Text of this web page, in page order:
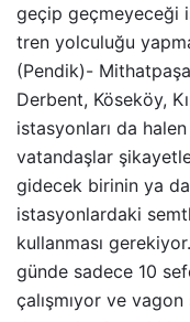
geçip geçmeyeceği
tren yolculuğu
(Pendik)-
Derbent, Köseköy,
istasyonları da
vatandaşlar
gidecek birinin ya
istasyonlardaki
kullanması
günde sadece 10
çalışmıyor ve vagon